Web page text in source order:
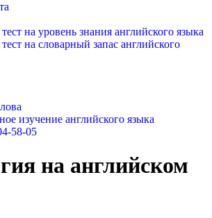
на уровень знания английского языка
на словарный запас английского
изучение английского языка
58-05
на английском